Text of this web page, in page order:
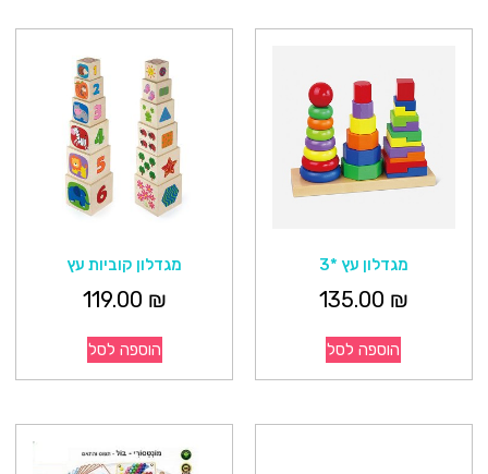
מגדלון עץ *3
135.00 ₪
הוספה לסל
מגדלון קוביות עץ
119.00 ₪
הוספה לסל